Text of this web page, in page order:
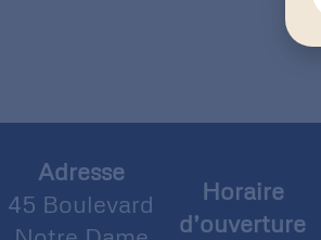
Adresse
45 Boulevard
Horaire
d’ouverture